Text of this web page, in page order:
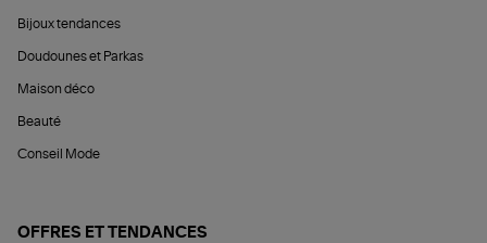
Bijoux tendances
Doudounes et Parkas
Maison déco
Beauté
Conseil Mode
OFFRES ET TENDANCES